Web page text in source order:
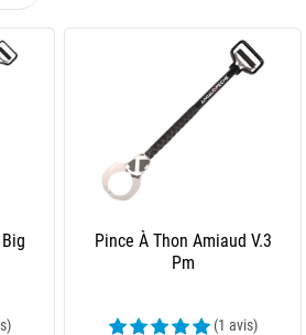
Pince À Thon Amiaud V.3
Pm
(1 avis)